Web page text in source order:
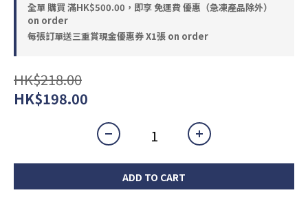
全單 購買 滿HK$500.00，即享 免運費 優惠（急凍產品除外）
on order
每張訂單送三重賞現金優惠券 X1張 on order
HK$218.00
HK$198.00
ADD TO CART